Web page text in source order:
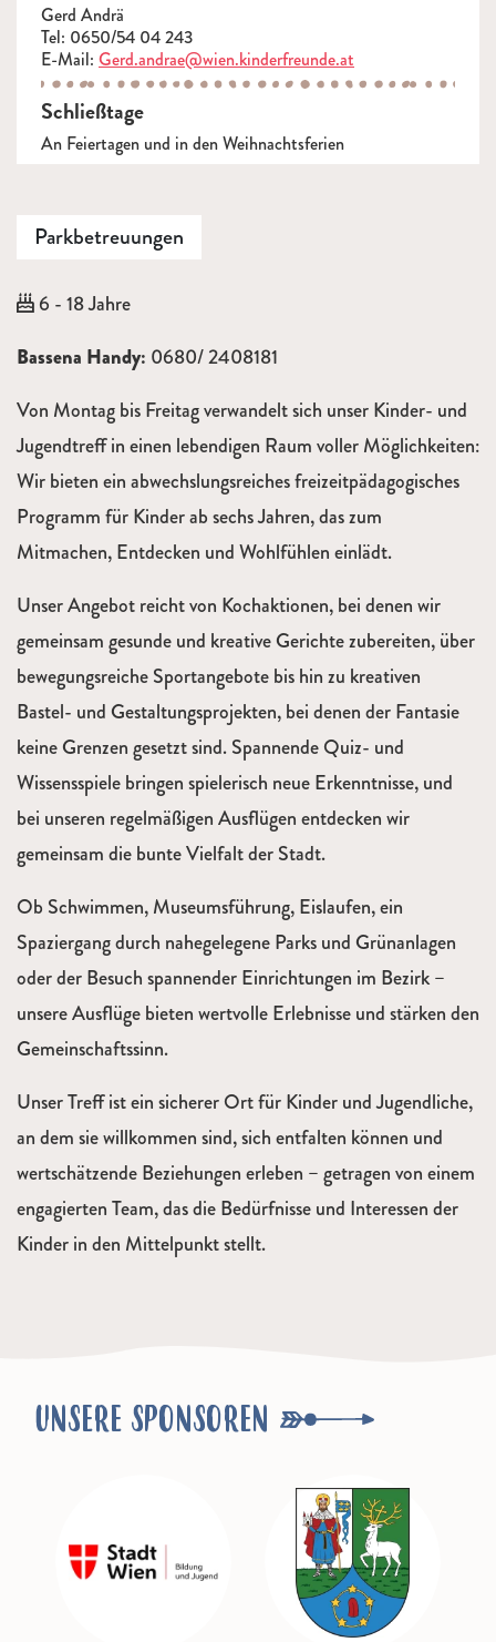
Gerd Andrä
Tel: 0650/54 04 243
E-Mail: Gerd.andrae@wien.kinderfreunde.at
Schließtage
An Feiertagen und in den Weihnachtsferien
Parkbetreuungen
Alter:
6 - 18 Jahre
Beschreibung
Bassena Handy: 0680/ 2408181
Von Montag bis Freitag verwandelt sich unser Kinder- und
Jugendtreff in einen lebendigen Raum voller Möglichkeiten:
Wir bieten ein abwechslungsreiches freizeitpädagogisches
Programm für Kinder ab sechs Jahren, das zum
Mitmachen, Entdecken und Wohlfühlen einlädt.
Unser Angebot reicht von Kochaktionen, bei denen wir
gemeinsam gesunde und kreative Gerichte zubereiten, über
bewegungsreiche Sportangebote bis hin zu kreativen
Bastel- und Gestaltungsprojekten, bei denen der Fantasie
keine Grenzen gesetzt sind. Spannende Quiz- und
Wissensspiele bringen spielerisch neue Erkenntnisse, und
bei unseren regelmäßigen Ausflügen entdecken wir
gemeinsam die bunte Vielfalt der Stadt.
Ob Schwimmen, Museumsführung, Eislaufen, ein
Spaziergang durch nahegelegene Parks und Grünanlagen
oder der Besuch spannender Einrichtungen im Bezirk –
unsere Ausflüge bieten wertvolle Erlebnisse und stärken den
Gemeinschaftssinn.
Unser Treff ist ein sicherer Ort für Kinder und Jugendliche,
an dem sie willkommen sind, sich entfalten können und
wertschätzende Beziehungen erleben – getragen von einem
engagierten Team, das die Bedürfnisse und Interessen der
Kinder in den Mittelpunkt stellt.
UNSERE SPONSOREN